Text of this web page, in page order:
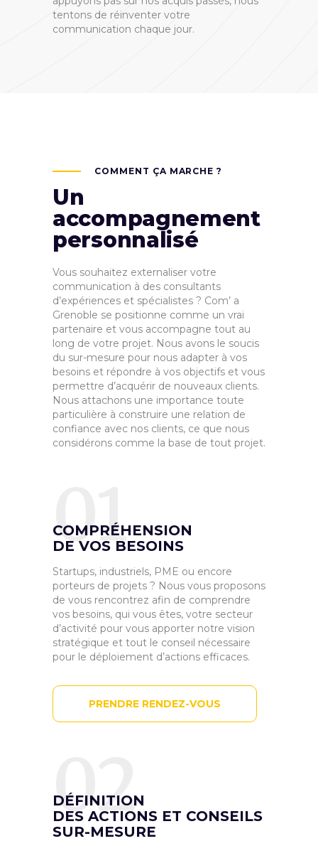
tentons de réinventer votre
communication chaque jour.
COMMENT ÇA MARCHE ?
Un
accompagnement
personnalisé
Vous souhaitez externaliser votre
communication à des consultants
d’expériences et spécialistes ? Com’ a
Grenoble se positionne comme un vrai
partenaire et vous accompagne tout au
long de votre projet. Nous avons le soucis
du sur-mesure pour nous adapter à vos
besoins et répondre à vos objectifs et vous
permettre d’acquérir de nouveaux clients.
Nous attachons une importance toute
particulière à construire une relation de
confiance avec nos clients, ce que nous
considérons comme la base de tout projet.
COMPRÉHENSION
DE VOS BESOINS
01
Startups, industriels, PME ou encore
porteurs de projets ? Nous vous proposons
de vous rencontrez afin de comprendre
vos besoins, qui vous êtes, votre secteur
d’activité pour vous apporter notre vision
stratégique et tout le conseil nécessaire
pour le déploiement d’actions efficaces.
PRENDRE RENDEZ-VOUS
DÉFINITION
DES ACTIONS ET CONSEILS
SUR-MESURE
02